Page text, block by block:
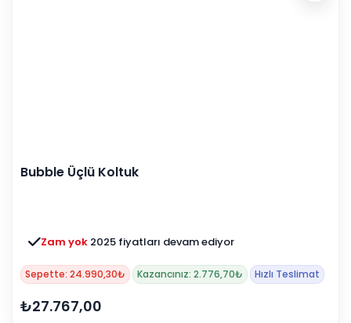
Bubble Üçlü Koltuk
Zam yok 2025 fiyatları devam ediyor
Sepette: 24.990,30₺ Kazancınız: 2.776,70₺ Hızlı Teslimat
₺27.767,00